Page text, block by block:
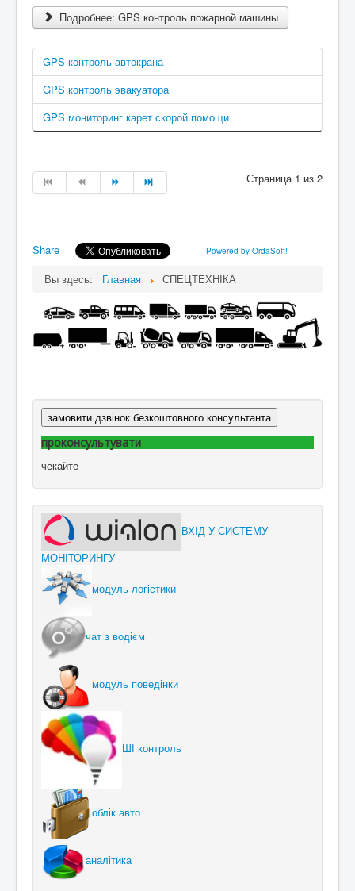
Подробнее: GPS контроль пожарной машины
GPS контроль автокрана
GPS контроль эвакуатора
GPS мониторинг карет скорой помощи
Страница 1 из 2
Share Powered by OrdaSoft!
Вы здесь: Главная СПЕЦТЕХНІКА
замовити дзвінок безкоштовного консультанта
проконсультувати
чекайте
ВХІД У СИСТЕМУ
МОНІТОРИНГУ
модуль логістики
чат з водієм
модуль поведінки
ШІ контроль
облік авто
аналітика